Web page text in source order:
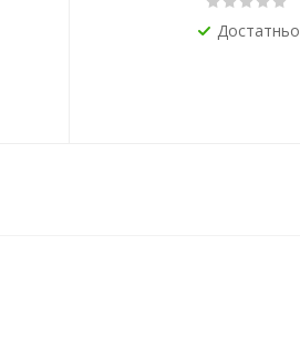
Достатньо